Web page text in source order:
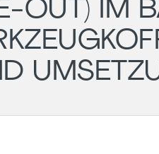
IM